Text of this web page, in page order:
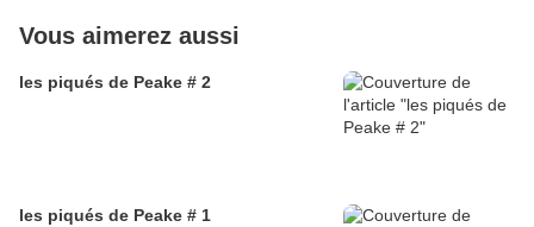
Vous aimerez aussi
les piqués de Peake # 2
les piqués de Peake # 1